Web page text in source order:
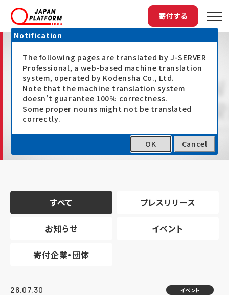
寄付する
最新情報
すべて プレスリリース
お知らせ イベント
寄付企業・団体
26.07.30 イベント
Notification
The following pages are translated by J-SERVER
Professional, a web-based machine translation
system, operated by Kodensha Co., Ltd.
Note that the machine translation system
doesn't guarantee 100% correctness.
Some proper nouns might not be translated
correctly.
OK Cancel